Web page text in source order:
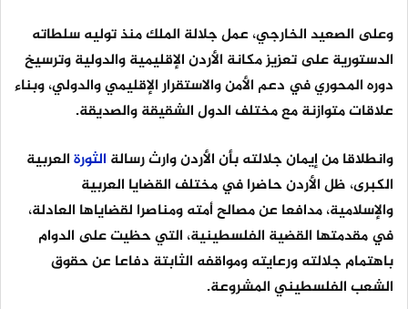
وعلى الصعيد الخارجي، عمل جلالة الملك منذ توليه سلطاته
الدستورية على تعزيز مكانة الأردن الإقليمية والدولية وترسيخ
دوره المحوري في دعم الأمن والاستقرار الإقليمي والدولي، وبناء
علاقات متوازنة مع مختلف الدول الشقيقة والصديقة.
وانطلاقا من إيمان جلالته بأن الأردن وارث رسالة الثورةالعربية
الكبرى، ظل الأردن حاضرا في مختلف القضايا العربية
والإسلامية، مدافعا عن مصالح أمته ومناصرا لقضاياها العادلة،
في مقدمتها القضية الفلسطينية، التي حظيت على الدوام
باهتمام جلالته ورعايته ومواقفه الثابتة دفاعا عن حقوق
الشعب الفلسطيني المشروعة.